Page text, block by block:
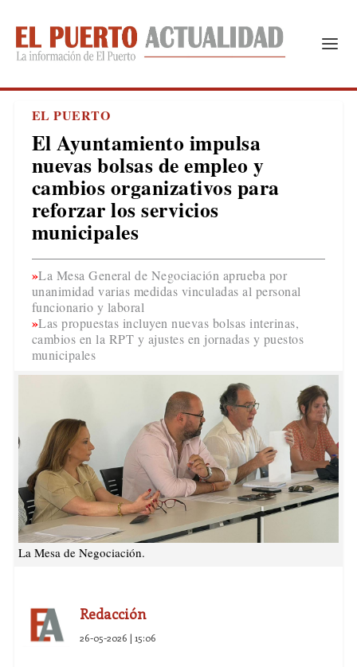
EL PUERTO
El Ayuntamiento impulsa
nuevas bolsas de empleo y
cambios organizativos para
reforzar los servicios
municipales
La Mesa General de Negociación aprueba por
unanimidad varias medidas vinculadas al personal
funcionario y laboral
Las propuestas incluyen nuevas bolsas interinas,
cambios en la RPT y ajustes en jornadas y puestos
municipales
La Mesa de Negociación.
Redacción
26-05-2026 | 15:06